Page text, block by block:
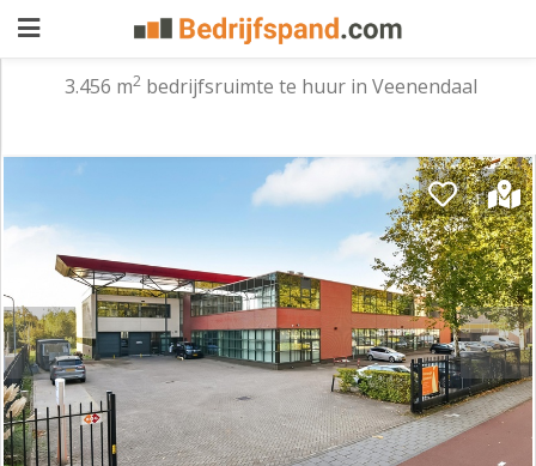
zoeken
Waarom
adverteren
Premium
adverteren
Blog
Registreren
3.456 m2bedrijfsruimte te huur in Veenendaal